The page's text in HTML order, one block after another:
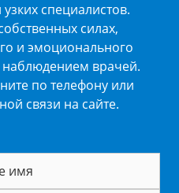
специалистов.
силах,
и эмоционального
врачей.
по телефону или
связи на сайте.